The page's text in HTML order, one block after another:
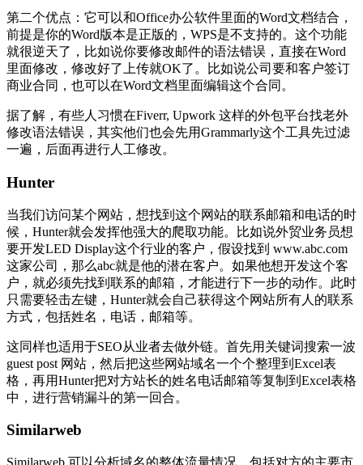
第二个优点：它可以和Office办公软件里面的Word文档结合，
前提是你的Word版本是正版的，WPS是不支持的。这个功能
就很逆天了，比如说你要修改邮件的语法错误，直接在Word
里面修改，修改好了上传就OK了。比如说公司要和客户签订
商业合同，也可以在Word文档里面编辑这个合同。
据了解，有些人习惯在Fiverr, Upwork 这样的外包平台找老外
修改语法错误，其实他们也会先用Grammarly这个工具先过滤
一遍，后面再进行人工修改。
Hunter
当我们访问某个网站，想找到这个网站的联系邮箱和电话的时
候，Hunter就会发挥他强大的爬取功能。比如说外贸业务员想
要开发LED Display这个行业的客户，假设找到 www.abc.com
这家公司，那么abc就是他的潜在客户。如果他想开发这个客
户，就必须先找到联系的邮箱，才能进行下一步的动作。此时
只需要轻击左键，Hunter就会自己获得这个网站所有人的联系
方式，包括姓名，电话，邮箱等。
这同样也适用于SEO从业者去做外链。首先用关键词搜索一波
guest post 网站，然后把这些网站域名一个个整理到Excel表
格，再用Hunter把对方站长的姓名电话邮箱等复制到Excel表格
中，进行营销漏斗的第一回合。
Similarweb
Similarweb 可以分析域名的整体流量情况，包括对方的主要市